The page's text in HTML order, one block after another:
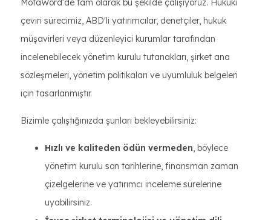
MotaWord'de tam olarak bu şekilde çalışıyoruz. Hukuki
çeviri sürecimiz, ABD'li yatırımcılar, denetçiler, hukuk
müşavirleri veya düzenleyici kurumlar tarafından
incelenebilecek yönetim kurulu tutanakları, şirket ana
sözleşmeleri, yönetim politikaları ve uyumluluk belgeleri
için tasarlanmıştır.
Bizimle çalıştığınızda şunları bekleyebilirsiniz:
Hızlı ve kaliteden ödün vermeden, böylece
yönetim kurulu son tarihlerine, finansman zaman
çizelgelerine ve yatırımcı inceleme sürelerine
uyabilirsiniz.